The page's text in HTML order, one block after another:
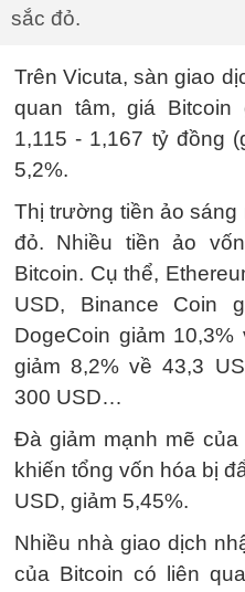
sắc đỏ.
Trên Vicuta, sàn giao
quan tâm, giá Bitcoin
1,115 - 1,167 tỷ đồng
5,2%.
Thị trường tiền ảo
đỏ. Nhiều tiền ảo
Bitcoin. Cụ thể,
USD, Binance Coin
DogeCoin giảm
giảm 8,2% về 43,3
300 USD…
Đà giảm mạnh mẽ
khiến tổng vốn hóa bị
USD, giảm 5,45%.
Nhiều nhà giao dịch
của Bitcoin có liên